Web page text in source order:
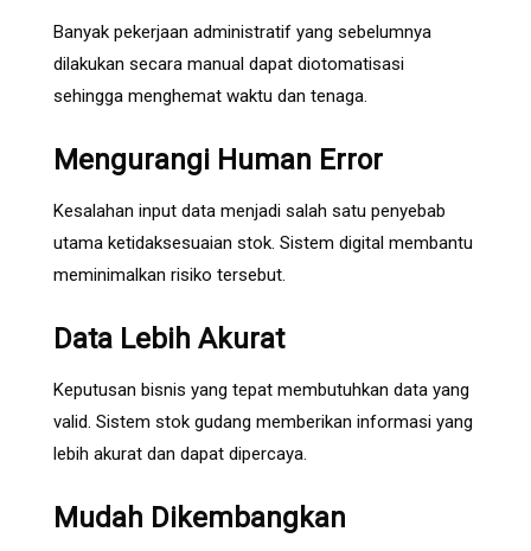
Banyak pekerjaan administratif yang sebelumnya
dilakukan secara manual dapat diotomatisasi
sehingga menghemat waktu dan tenaga.
Mengurangi Human Error
Kesalahan input data menjadi salah satu penyebab
utama ketidaksesuaian stok. Sistem digital membantu
meminimalkan risiko tersebut.
Data Lebih Akurat
Keputusan bisnis yang tepat membutuhkan data yang
valid. Sistem stok gudang memberikan informasi yang
lebih akurat dan dapat dipercaya.
Mudah Dikembangkan